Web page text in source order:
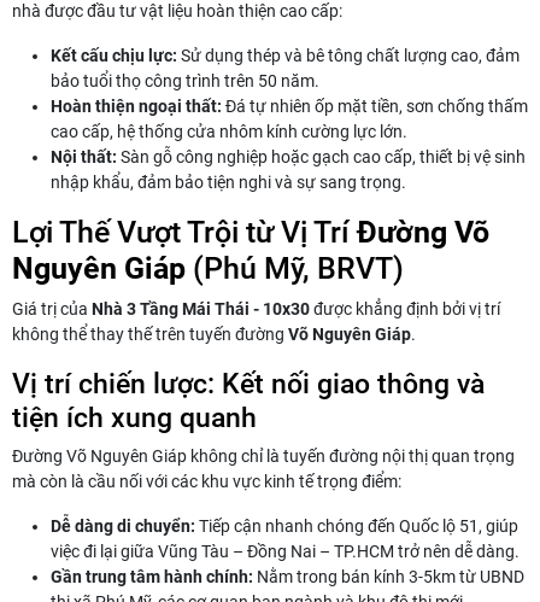
nhà được đầu tư vật liệu hoàn thiện cao cấp:
Kết cấu chịu lực: Sử dụng thép và bê tông chất lượng cao, đảm
bảo tuổi thọ công trình trên 50 năm.
Hoàn thiện ngoại thất: Đá tự nhiên ốp mặt tiền, sơn chống thấm
cao cấp, hệ thống cửa nhôm kính cường lực lớn.
Nội thất: Sàn gỗ công nghiệp hoặc gạch cao cấp, thiết bị vệ sinh
nhập khẩu, đảm bảo tiện nghi và sự sang trọng.
Lợi Thế Vượt Trội từ Vị TríĐường Võ
Nguyên Giáp (Phú Mỹ, BRVT)
Giá trị của Nhà 3 Tầng Mái Thái - 10x30được khẳng định bởi vị trí
không thể thay thế trên tuyến đường Võ Nguyên Giáp.
Vị trí chiến lược: Kết nối giao thông và
tiện ích xung quanh
Đường Võ Nguyên Giáp không chỉ là tuyến đường nội thị quan trọng
mà còn là cầu nối với các khu vực kinh tế trọng điểm:
Dễ dàng di chuyển: Tiếp cận nhanh chóng đến Quốc lộ 51, giúp
việc đi lại giữa Vũng Tàu – Đồng Nai – TP.HCM trở nên dễ dàng.
Gần trung tâm hành chính: Nằm trong bán kính 3-5km từ UBND